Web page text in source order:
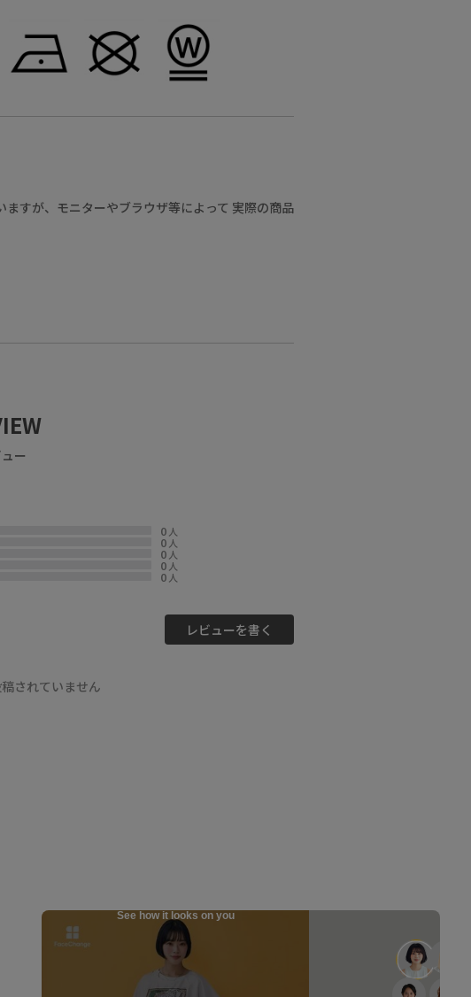
すが、モニターやブラウザ等によって 実際の商品
ー
0 人
0 人
0 人
0 人
0 人
レビューを書く
されていません
See how it looks on you